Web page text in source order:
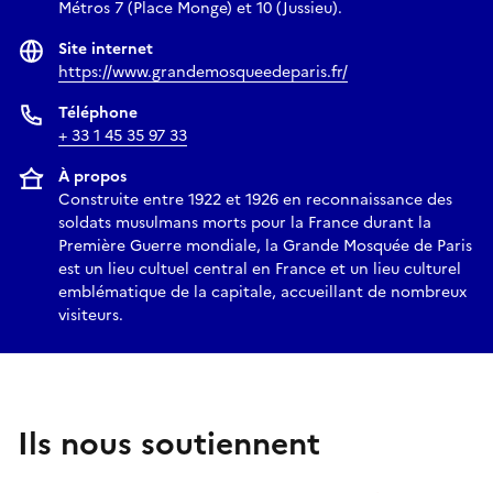
- Le chant : Brahim Hadj Kacem interprète les poèmes du
maître, soutenu par les rythmes des percussions et les
UN RÉPERTOIRE
Les textes sélectionnés mettront en lumière les figures
marquantes du soufisme arabo-musulman des derniers
siècles, illustrant la continuité et la vitalité de cette
tradition.
humaine et la quête intérieure.
Métros 7 (Place Monge) et 10 (Jussieu).
Site internet
https://www.grandemosqueedeparis.fr/
Téléphone
+ 33 1 45 35 97 33
À propos
Construite entre 1922 et 1926 en reconnaissance des
soldats musulmans morts pour la France durant la
Première Guerre mondiale, la Grande Mosquée de Paris
est un lieu cultuel central en France et un lieu culturel
emblématique de la capitale, accueillant de nombreux
visiteurs.
Ils nous soutiennent